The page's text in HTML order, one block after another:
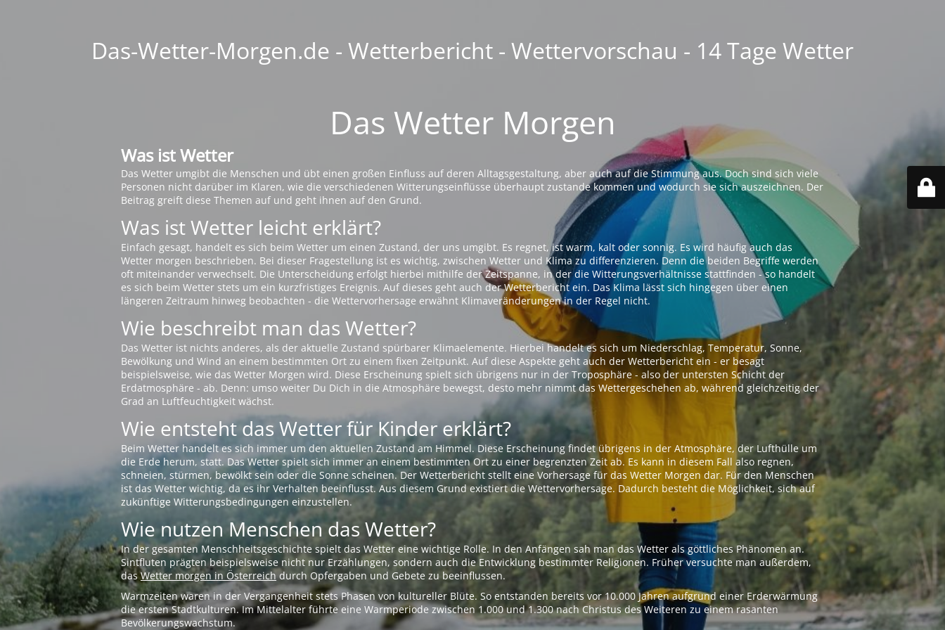
Das-Wetter-Morgen.de - Wetterbericht - Wettervorschau - 14 Tage Wetter
Das Wetter Morgen
Was ist Wetter
Das Wetter umgibt die Menschen und übt einen großen Einfluss auf deren Alltagsgestaltung, aber auch auf die Stimmung aus. Doch sind sich viele
Personen nicht darüber im Klaren, wie die verschiedenen Witterungseinflüsse überhaupt zustande kommen und wodurch sie sich auszeichnen. Der
Beitrag greift diese Themen auf und geht ihnen auf den Grund.
Was ist Wetter leicht erklärt?
Einfach gesagt, handelt es sich beim Wetter um einen Zustand, der uns umgibt. Es regnet, ist warm, kalt oder sonnig. Es wird häufig auch das
Wetter morgen beschrieben. Bei dieser Fragestellung ist es wichtig, zwischen Wetter und Klima zu differenzieren. Denn die beiden Begriffe werden
oft miteinander verwechselt. Die Unterscheidung erfolgt hierbei mithilfe der Zeitspanne, in der die Witterungsverhältnisse stattfinden - so handelt
es sich beim Wetter stets um ein kurzfristiges Ereignis. Auf dieses geht auch der Wetterbericht ein. Das Klima lässt sich hingegen über einen
längeren Zeitraum hinweg beobachten - die Wettervorhersage erwähnt Klimaveränderungen in der Regel nicht.
Wie beschreibt man das Wetter?
Das Wetter ist nichts anderes, als der aktuelle Zustand spürbarer Klimaelemente. Hierbei handelt es sich um Niederschlag, Temperatur, Sonne,
Bewölkung und Wind an einem bestimmten Ort zu einem fixen Zeitpunkt. Auf diese Aspekte geht auch der Wetterbericht ein - er besagt
beispielsweise, wie das Wetter Morgen wird. Diese Erscheinung spielt sich übrigens nur in der Troposphäre - also der untersten Schicht der
Erdatmosphäre - ab. Denn: umso weiter Du Dich in die Atmosphäre bewegst, desto mehr nimmt das Wettergeschehen ab, während gleichzeitig der
Grad an Luftfeuchtigkeit wächst.
Wie entsteht das Wetter für Kinder erklärt?
Beim Wetter handelt es sich immer um den aktuellen Zustand am Himmel. Diese Erscheinung findet übrigens in der Atmosphäre, der Lufthülle um
die Erde herum, statt. Das Wetter spielt sich immer an einem bestimmten Ort zu einer begrenzten Zeit ab. Es kann in diesem Fall also regnen,
schneien, stürmen, bewölkt sein oder die Sonne scheinen. Der Wetterbericht stellt eine Vorhersage für das Wetter Morgen dar. Für den Menschen
ist das Wetter wichtig, da es ihr Verhalten beeinflusst. Aus diesem Grund existiert die Wettervorhersage. Dadurch besteht die Möglichkeit, sich auf
zukünftige Witterungsbedingungen einzustellen.
Wie nutzen Menschen das Wetter?
In der gesamten Menschheitsgeschichte spielt das Wetter eine wichtige Rolle. In den Anfängen sah man das Wetter als göttliches Phänomen an.
Sintfluten prägten beispielsweise nicht nur Erzählungen, sondern auch die Entwicklung bestimmter Religionen. Früher versuchte man außerdem,
dasWetter morgen in Österreichdurch Opfergaben und Gebete zu beeinflussen.
Warmzeiten waren in der Vergangenheit stets Phasen von kultureller Blüte. So entstanden bereits vor 10.000 Jahren aufgrund einer Erderwärmung
die ersten Stadtkulturen. Im Mittelalter führte eine Warmperiode zwischen 1.000 und 1.300 nach Christus des Weiteren zu einem rasanten
Bevölkerungswachstum.